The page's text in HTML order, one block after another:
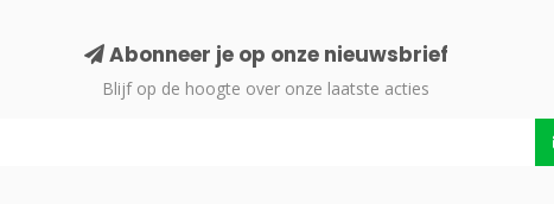
Abonneer je op onze nieuwsbrief
Blijf op de hoogte over onze laatste acties